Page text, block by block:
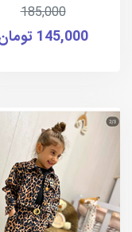
185,000
145,000 تومان